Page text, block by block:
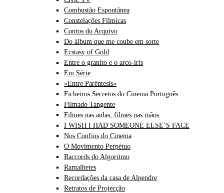
Combustão Espontânea
Constelações Fílmicas
Contos do Arquivo
Do álbum que me coube em sorte
Ecstasy of Gold
Entre o granito e o arco-íris
Em Série
«Entre Parêntesis»
Ficheiros Secretos do Cinema Português
Filmado Tangente
Filmes nas aulas, filmes nas mãos
I WISH I HAD SOMEONE ELSE’S FACE
Nos Confins do Cinema
O Movimento Perpétuo
Raccords do Algoritmo
Ramalhetes
Recordações da casa de Alpendre
Retratos de Projecção